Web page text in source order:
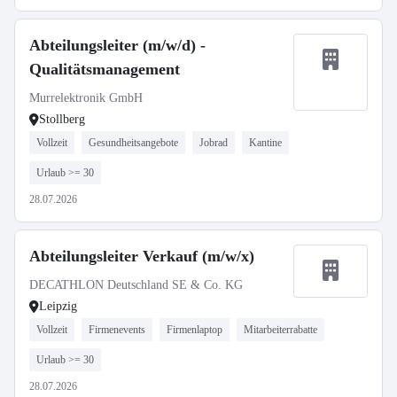
Abteilungsleiter (m/w/d) -
Qualitätsmanagement
Murrelektronik GmbH
Stollberg
Vollzeit Gesundheitsangebote Jobrad Kantine
Urlaub >= 30
28.07.2026
Abteilungsleiter Verkauf (m/w/x)
DECATHLON Deutschland SE & Co. KG
Leipzig
Vollzeit Firmenevents Firmenlaptop Mitarbeiterrabatte
Urlaub >= 30
28.07.2026